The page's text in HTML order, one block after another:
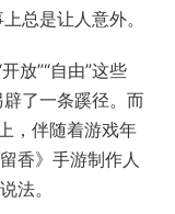
总是让人意外。
放”“自由”这些
了一条蹊径。而
，伴随着游戏年
香》手游制作人
法。